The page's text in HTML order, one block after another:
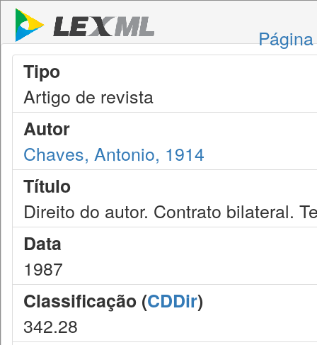
Tipo
Artigo de revista
Autor
Chaves, Antonio, 1914
Título
Direito do autor. Contrato bilateral.
Data
1987
Classificação (CDDir)
342.28